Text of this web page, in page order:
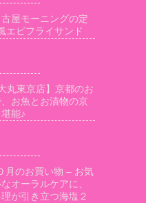
古屋モーニングの定
エビフライサンド
丸東京店】京都のお
お魚とお漬物の京
能♪
月のお買い物 – お気
オーラルケアに、
が引き立つ海塩２